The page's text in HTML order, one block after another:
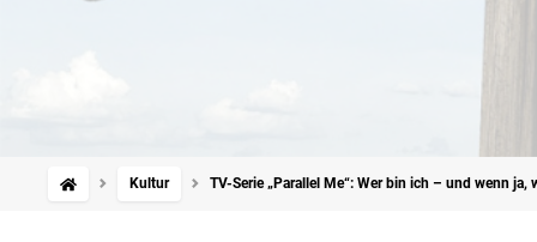
Kultur TV-Serie „Parallel Me“: Wer bin ich – und wenn ja,